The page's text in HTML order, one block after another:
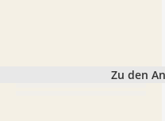
Zu den